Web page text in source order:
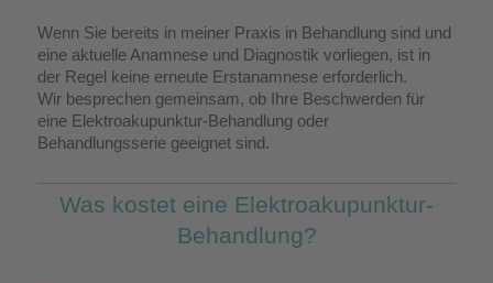
Wenn Sie bereits in meiner Praxis in Behandlung sind und
eine aktuelle Anamnese und Diagnostik vorliegen, ist in
der Regel keine erneute Erstanamnese erforderlich.
Wir besprechen gemeinsam, ob Ihre Beschwerden für
eine Elektroakupunktur-Behandlung oder
Behandlungsserie geeignet sind.
Was kostet eine Elektroakupunktur-
Behandlung?